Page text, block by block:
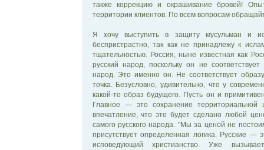
также коррекцию и окрашивание бровей!
территории клиентов. По всем вопросам
Я хочу выступить в защиту мусульман и
беспристрастно, так как не принадлежу к
тщательностью. Россия, ныне известная как
русский народ, поскольку он не
народ. Это именно он. Не соответствует
точка. Безусловно, удивительно, что у
какой-то образ будущего. Пусть он и
Главное — это сохранение территориальной
впечатление, что это будет сделано любой
самого русского народа. "Мы за ценой не
присутствует определенная логика. Русские
исповедующий христианство. Уже